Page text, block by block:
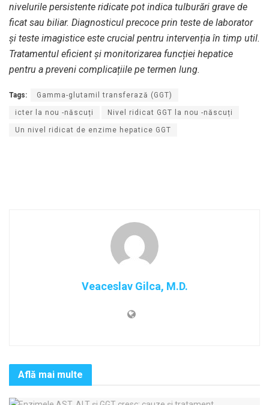
nivelurile persistente ridicate pot indica tulburări grave de
ficat sau biliar. Diagnosticul precoce prin teste de laborator
și teste imagistice este crucial pentru intervenția în timp util.
Tratamentul eficient și monitorizarea funcției hepatice
pentru a preveni complicațiile pe termen lung.
Tags: Gamma-glutamil transferază (GGT)
icter la nou -născuți Nivel ridicat GGT la nou -născuți
Un nivel ridicat de enzime hepatice GGT
Veaceslav Gilca, M.D.
Află mai multe